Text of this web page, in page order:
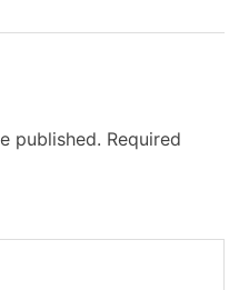
published. Required